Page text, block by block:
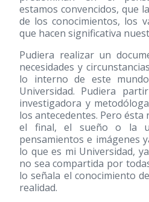
estamos convencidos, que
de los conocimientos, los
que hacen significativa
Pudiera realizar un
necesidades y
lo interno de este
Universidad. Pudiera
investigadora y
los antecedentes. Pero ésta
el final, el sueño o la
pensamientos e imágenes
lo que es mi Universidad,
no sea compartida por
lo señala el conocimiento
realidad.